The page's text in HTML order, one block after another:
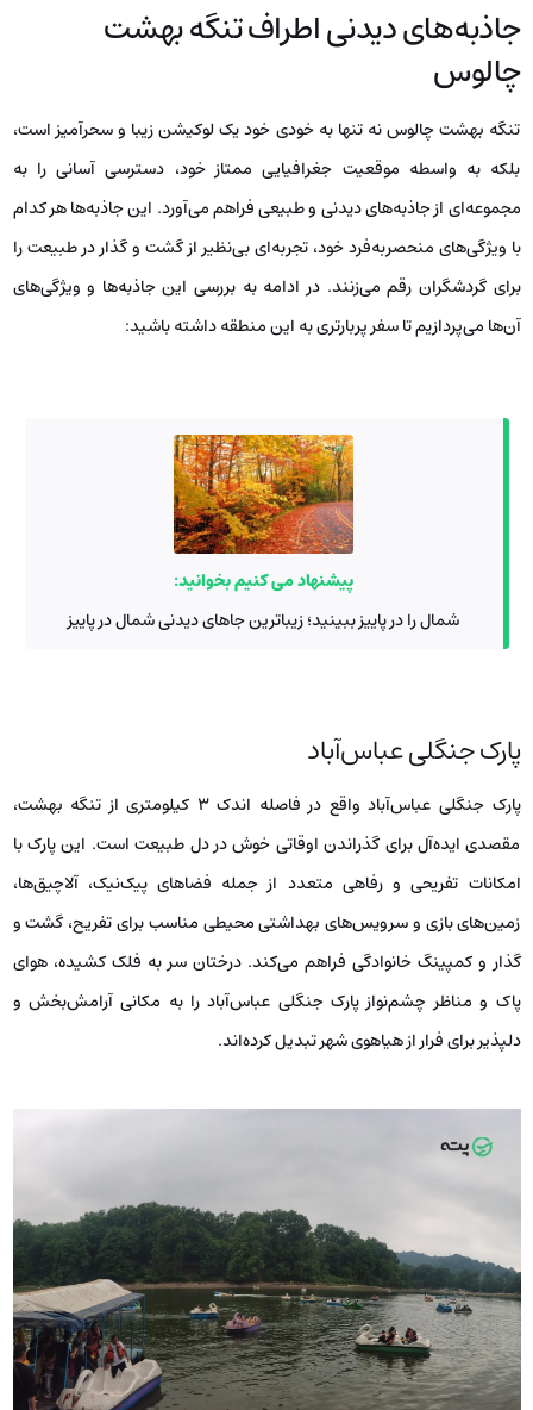
جاذبه‌های دیدنی اطراف تنگه بهشت
چالوس
تنگه بهشت چالوس نه تنها به خودی خود یک لوکیشن زیبا و سحرآمیز است،
بلکه به واسطه موقعیت جغرافیایی ممتاز خود، دسترسی آسانی را به
مجموعه‌ای از جاذبه‌های دیدنی و طبیعی فراهم می‌آورد. این جاذبه‌ها هر کدام
با ویژگی‌های منحصربه‌فرد خود، تجربه‌ای بی‌نظیر از گشت و گذار در طبیعت را
برای گردشگران رقم می‌زنند. در ادامه به بررسی این جاذبه‌ها و ویژگی‌های
آن‌ها می‌پردازیم تا سفر پربارتری به این منطقه داشته باشید:
پیشنهاد می کنیم بخوانید:
شمال را در پاییز ببینید؛ زیباترین جاهای دیدنی شمال در پاییز
پارک جنگلی عباس‌آباد
پارک جنگلی عباس‌آباد واقع در فاصله اندک ۳ کیلومتری از تنگه بهشت،
مقصدی ایده‌آل برای گذراندن اوقاتی خوش در دل طبیعت است. این پارک با
امکانات تفریحی و رفاهی متعدد از جمله فضاهای پیک‌نیک، آلاچیق‌ها،
زمین‌های بازی و سرویس‌های بهداشتی محیطی مناسب برای تفریح، گشت و
گذار و کمپینگ خانوادگی فراهم می‌کند. درختان سر به فلک کشیده، هوای
پاک و مناظر چشم‌نواز پارک جنگلی عباس‌آباد را به مکانی آرامش‌بخش و
دلپذیر برای فرار از هیاهوی شهر تبدیل کرده‌اند.